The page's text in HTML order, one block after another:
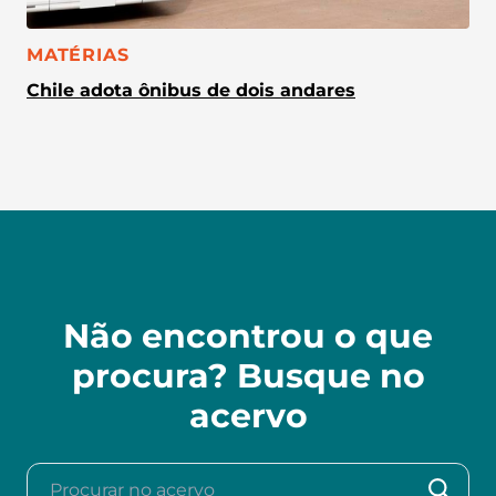
CATEGORIA:
MATÉRIAS
Chile adota ônibus de dois andares
Não encontrou o que
procura? Busque no
acervo
Procurar no acervo